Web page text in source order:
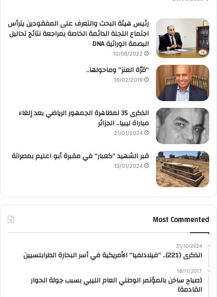
رئيس هيئة البحث والتعرف على المفقودين يترأس
اجتماع اللجنة الدائمة الخاصة بمراجعة نتائج تحاليل
البصمة الوراثية DNA
10/08/2022
“قرّة العنز” وماحولها..
16/02/2019
الذكرى 35 لمظاهرة الجمهور الرياضي بعد إلغاء
مباراة ليبيا.. الجزائر
21/01/2024
قبر الشهيد “كعبار” في مقبرة أبو اعليم بمصراتة
13/01/2024
Most Commented
31/10/2024
الذكرى (221).. “فيلادلفيا” الأمريكية في أسر البحارة الطرابلسيين
18/11/2017
(صباح ساخن بالمؤتمر الوطني العام الليبي بسبب جولة الحوار
القادمة)